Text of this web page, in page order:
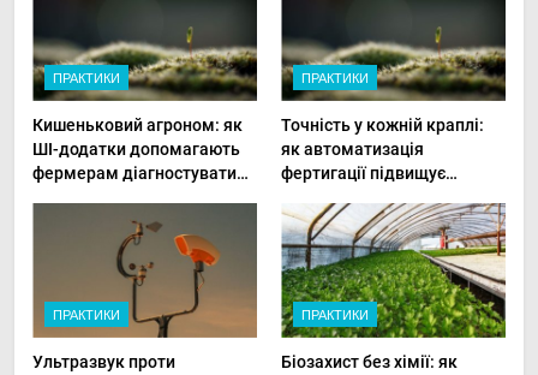
ПРАКТИКИ
Кишеньковий агроном: як
ШІ-додатки допомагають
фермерам діагностувати
ПРАКТИКИ
Точність у кожній краплі:
як автоматизація
фертигації підвищує
ПРАКТИКИ
Ультразвук проти
ПРАКТИКИ
Біозахист без хімії: як